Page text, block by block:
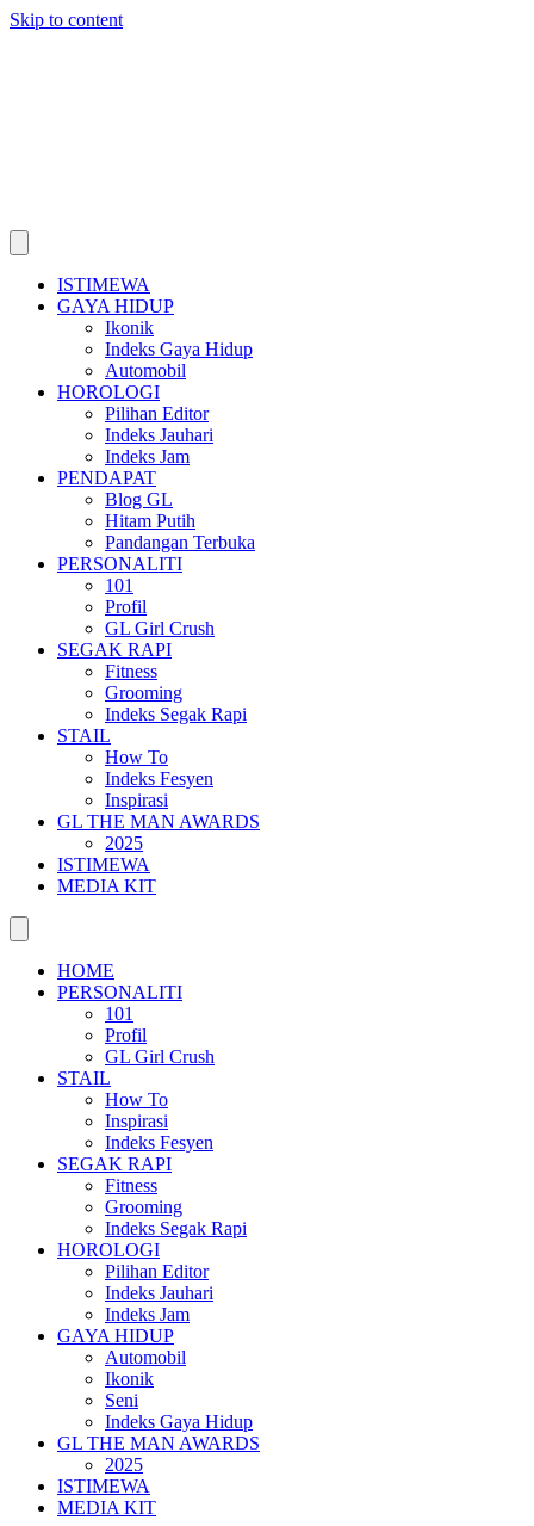
Skip to content
ISTIMEWA
GAYA HIDUP
Ikonik
Indeks Gaya Hidup
Automobil
HOROLOGI
Pilihan Editor
Indeks Jauhari
Indeks Jam
PENDAPAT
Blog GL
Hitam Putih
Pandangan Terbuka
PERSONALITI
101
Profil
GL Girl Crush
SEGAK RAPI
Fitness
Grooming
Indeks Segak Rapi
STAIL
How To
Indeks Fesyen
Inspirasi
GL THE MAN AWARDS
2025
ISTIMEWA
MEDIA KIT
HOME
PERSONALITI
101
Profil
GL Girl Crush
STAIL
How To
Inspirasi
Indeks Fesyen
SEGAK RAPI
Fitness
Grooming
Indeks Segak Rapi
HOROLOGI
Pilihan Editor
Indeks Jauhari
Indeks Jam
GAYA HIDUP
Automobil
Ikonik
Seni
Indeks Gaya Hidup
GL THE MAN AWARDS
2025
ISTIMEWA
MEDIA KIT